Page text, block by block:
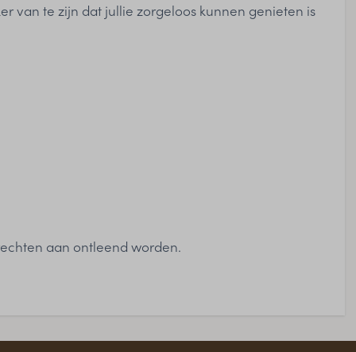
van te zijn dat jullie zorgeloos kunnen genieten is
aan ontleend worden.